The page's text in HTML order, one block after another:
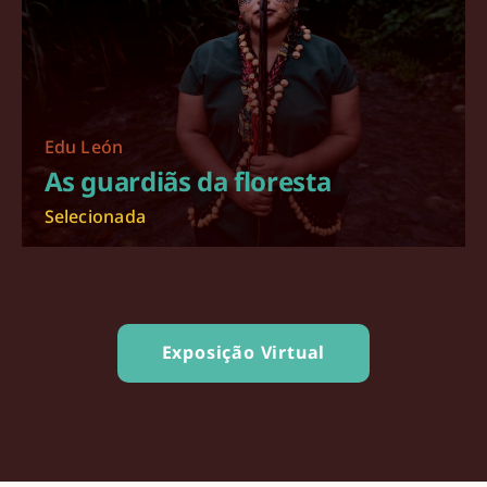
Edu León
As guardiãs da floresta
Selecionada
Exposição Virtual